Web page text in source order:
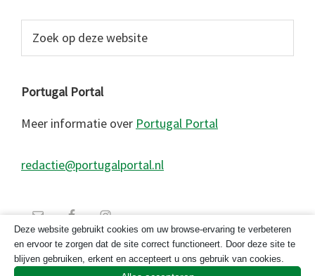
website
Portugal Portal
Meer informatie over Portugal Portal
redactie@portugalportal.nl
Deze website gebruikt cookies om uw browse-ervaring te verbeteren
en ervoor te zorgen dat de site correct functioneert. Door deze site te
blijven gebruiken, erkent en accepteert u ons gebruik van cookies.